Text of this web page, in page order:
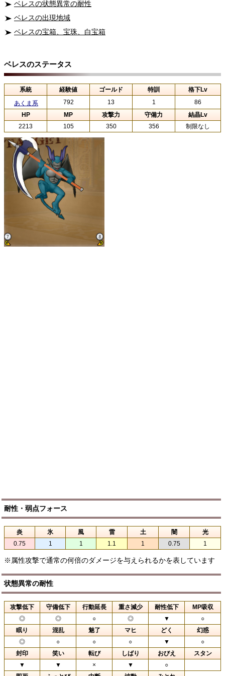
ベレスの状態異常の耐性
ベレスの出現地域
ベレスの宝箱、宝珠、白宝箱
ベレスのステータス
系統 経験値 ゴールド 特訓
格下Lv
あくま系
792 13 1
86
HP
MP 攻撃力 守備力
結晶Lv
2213
105 350 356 制限なし
耐性・弱点フォース
炎 氷 風 雷 土 闇
光
0.75
1 1 1.1 1 0.75 1
※属性攻撃で通常の何倍のダメージを与えられるかを表しています
状態異常の耐性
攻撃低下 守備低下 行動延長 重さ減少 耐性低下
MP吸収
◎
◎ ○ ◎ ▼
○
眠り
混乱 魅了 マヒ どく
幻惑
◎
○ ○ ○ ▼
○
封印
笑い 転び しばり おびえ
スタン
▼
▼ × ▼
○